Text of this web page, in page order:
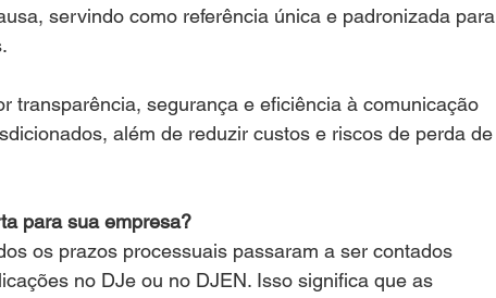
servindo como referência única e padronizada para
transparência, segurança e eficiência à comunicação
além de reduzir custos e riscos de perda de
para sua empresa?
os prazos processuais passaram a ser contados
no DJe ou no DJEN. Isso significa que as